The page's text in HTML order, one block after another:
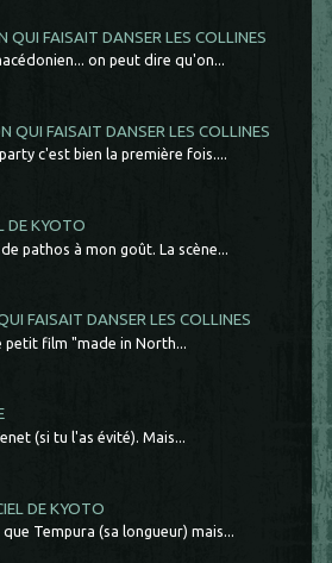
QUI FAISAIT DANSER LES COLLINES
on peut dire qu'on...
QUI FAISAIT DANSER LES COLLINES
c'est bien la première fois....
DE KYOTO
pathos à mon goût. La scène...
FAISAIT DANSER LES COLLINES
film "made in North...
(si tu l'as évité). Mais...
DE KYOTO
Tempura (sa longueur) mais...